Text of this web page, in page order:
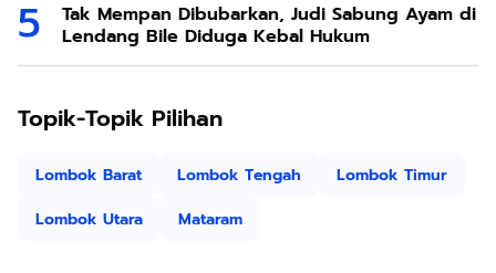
Tak Mempan Dibubarkan, Judi Sabung Ayam di
Lendang Bile Diduga Kebal Hukum
Topik-Topik Pilihan
Lombok Barat Lombok Tengah
Lombok Timur
Lombok Utara
Mataram